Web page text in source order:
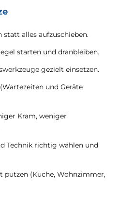
alles aufzuschieben.
starten und dranbleiben.
gezielt einsetzen.
und Geräte
Kram, weniger
Technik richtig wählen und
putzen (Küche, Wohnzimmer,